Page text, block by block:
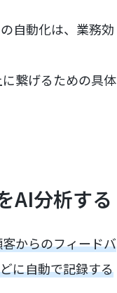
自動化は、業務効
繋げるための具体
AI分析する
からのフィードバ
に自動で記録する